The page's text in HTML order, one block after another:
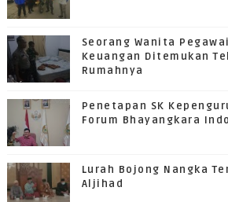
Seorang Wanita
Keuangan Ditemukan
Rumahnya
Penetapan SK
Forum Bhayangkara
Lurah Bojong Nangka
Aljihad